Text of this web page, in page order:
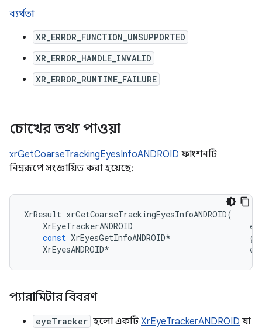
ব্যর্থতা
XR_ERROR_FUNCTION_UNSUPPORTED
XR_ERROR_HANDLE_INVALID
XR_ERROR_RUNTIME_FAILURE
চোখের তথ্য পাওয়া
xrGetCoarseTrackingEyesInfoANDROID ফাংশনটি
নিম্নরূপে সংজ্ঞায়িত করা হয়েছে:
XrResult xrGetCoarseTrackingEyesInfoANDROID(
XrEyeTrackerANDROID
const XrEyesGetInfoANDROID*
XrEyesANDROID*
প্যারামিটার বিবরণ
eyeTracker হলো একটি XrEyeTrackerANDROID যা